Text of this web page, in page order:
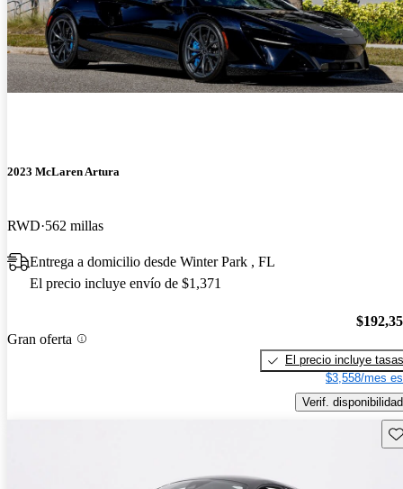
2023 McLaren Artura
RWD 562 millas
Entrega a domicilio desde Winter Park , FL
El precio incluye envío de $1,371
Gran oferta
El precio incluye tasas
$3,558/mes
Verif. disponibilidad